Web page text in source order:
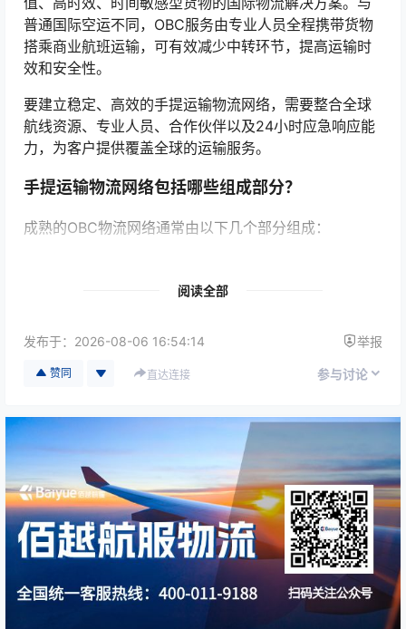
普通国际空运不同，OBC服务由专业人员全程携带货物
搭乘商业航班运输，可有效减少中转环节，提高运输时
效和安全性。
要建立稳定、高效的手提运输物流网络，需要整合全球
航线资源、专业人员、合作伙伴以及24小时应急响应能
力，为客户提供覆盖全球的运输服务。
手提运输物流网络包括哪些组成部分？
成熟的OBC物流网络通常由以下几个部分组成：
覆盖主要国家和地区的合作伙伴网络；
完善的运输监控和应急响应机制。
各环节紧密配合，可以根据客户需求快速制定运输方
案，并及时应对航班变化等突发情况。
为什么全球物流网络对OBC服务如此重要？
OBC运输通常用于生产停线、航空航天、汽车制造、半
导体、医疗器械等对时效要求极高的场景，运输时间往
拥有完善的全球物流网络，可以帮助物流服务商：
阅读全部
发布于： 2026-08-06 16:54:14 举报
赞同 直达连接 参与讨论